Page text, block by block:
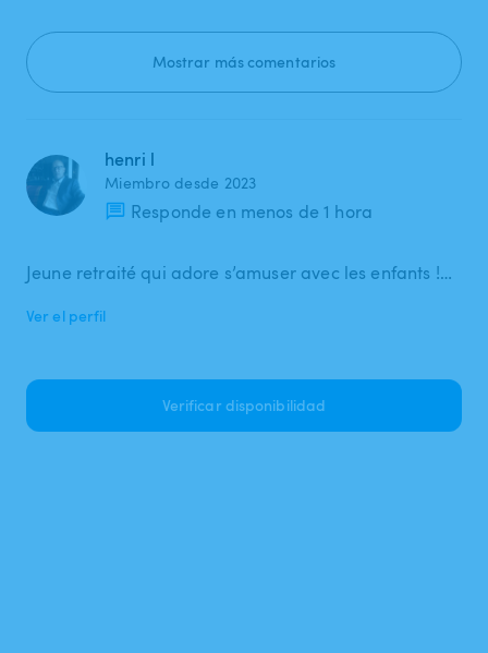
Mostrar más comentarios
henri l
Miembro desde 2023
Responde en menos de 1 hora
Jeune retraité qui adore s’amuser avec les enfants !…
Ver el perfil
Verificar disponibilidad